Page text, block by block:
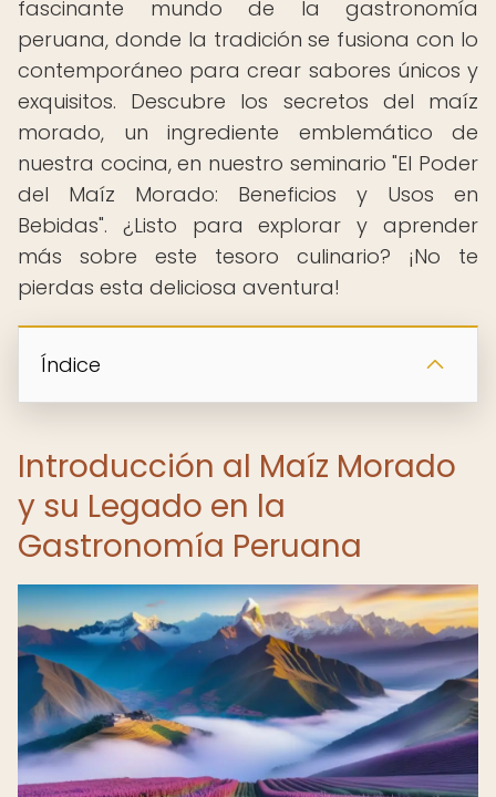
fascinante mundo de la gastronomía
peruana, donde la tradición se fusiona con lo
contemporáneo para crear sabores únicos y
exquisitos. Descubre los secretos del maíz
morado, un ingrediente emblemático de
nuestra cocina, en nuestro seminario "El Poder
del Maíz Morado: Beneficios y Usos en
Bebidas". ¿Listo para explorar y aprender
más sobre este tesoro culinario? ¡No te
pierdas esta deliciosa aventura!
Índice
Introducción al Maíz Morado
y su Legado en la
Gastronomía Peruana